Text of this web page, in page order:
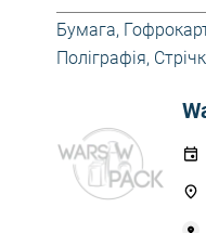
Бумага,
Поліграфія,